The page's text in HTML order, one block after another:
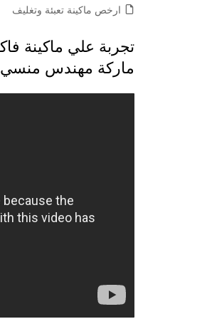
ارخص ماكينة تعبئة وتغليف
ماركة مهندس منسي